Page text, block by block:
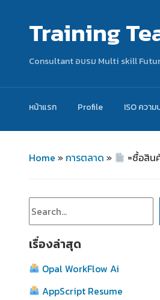
Training
Consultant อบรม Multi skill
หน้าแรก Profile ISO ควา
Home »การตลาด » =ซื้อสิน
เรื่องล่าสุด
Opal WorkFlow Ai
AppScript Resume